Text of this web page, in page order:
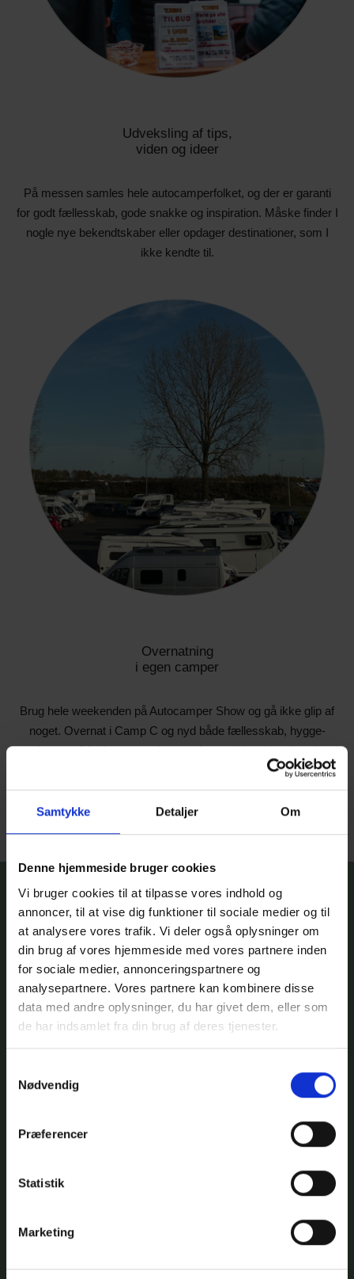
Samtykke Detaljer Om
Denne hjemmeside bruger cookies
Vi bruger cookies til at tilpasse vores indhold og
annoncer, til at vise dig funktioner til sociale medier og til
at analysere vores trafik. Vi deler også oplysninger om
din brug af vores hjemmeside med vores partnere inden
for sociale medier, annonceringspartnere og
analysepartnere. Vores partnere kan kombinere disse
data med andre oplysninger, du har givet dem, eller som
de har indsamlet fra din brug af deres tjenester.
Nødvendig
Præferencer
Statistik
Marketing
Udveksling af tips,
viden og ideer
På messen samles hele autocamperfolket, og der er garanti
for godt fællesskab, gode snakke og inspiration. Måske finder I
nogle nye bekendtskaber eller opdager destinationer, som I
ikke kendte til.
Overnatning
i egen camper
Brug hele weekenden på Autocamper Show og gå ikke glip af
noget. Overnat i Camp C og nyd både fællesskab, hygge-
lounge, 3 fulde messe dage og fantastiske oplevelser i
nærområdet. Vi glæder os til at byde jer velkommen.
af! Hos Autocamper Show er hunde hjerteligt velkomne, vi
Husk blot snoren og at hold det pænt efter din hund.
Af hensyn til udstillerne er hunde som udgangspunkt ikke tilladt